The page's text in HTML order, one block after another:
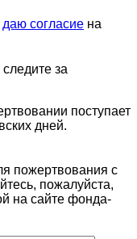
даю согласие на
за
поступает
дней.
пожертвования с
пожалуйста,
на сайте фонда-